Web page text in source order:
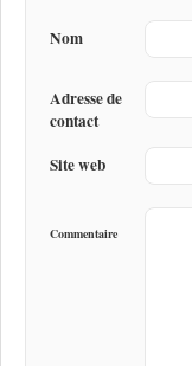
Nom
Adresse de
contact
Site web
Commentaire